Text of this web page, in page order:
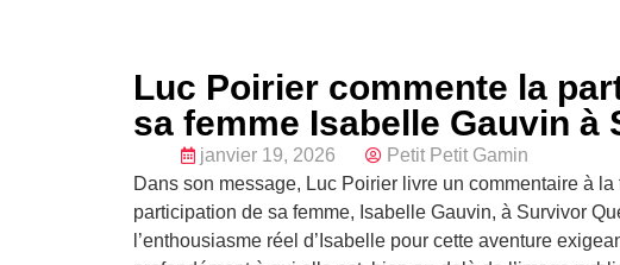
Luc Poirier commente la
sa femme Isabelle Gauvin à
janvier 19, 2026
Petit Petit Gamin
Dans son message, Luc Poirier livre un commentaire à
participation de sa femme, Isabelle Gauvin, à Survivor
l’enthousiasme réel d’Isabelle pour cette aventure